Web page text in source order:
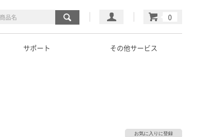
マイページ
カート
サポート その他サービス
お気に入りに登録